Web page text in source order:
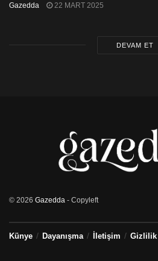
Gazedda 22 MART 2025
DEVAM ET
© 2026 Gazedda - Copyleft
Künye Dayanışma İletişim Gizlilik